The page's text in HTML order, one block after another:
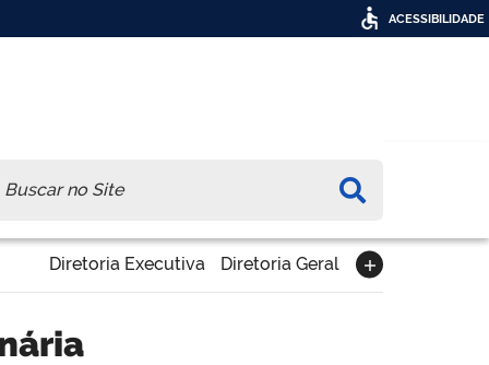
Diretoria Executiva Diretoria Geral
ACESSIBILIDADE